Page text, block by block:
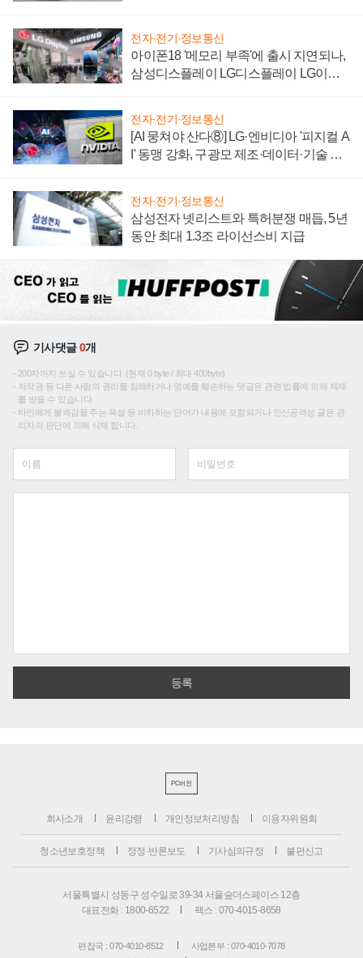
전자·전기·정보통신
아이폰18 '메모리 부족'에 출시 지연되나,
삼성디스플레이 LG디스플레이 LG이노
전자·전기·정보통신
[AI 뭉쳐야 산다⑧] LG·엔비디아 '피지컬 A
I' 동맹 강화, 구광모 제조·데이터·기술 결
전자·전기·정보통신
삼성전자 넷리스트와 특허분쟁 매듭, 5년
동안 최대 1.3조 라이선스비 지급
기사댓글0개
200자까지 쓰실 수 있습니다. (현재 0 byte / 최대 400byte)
저작권 등 다른 사람의 권리를 침해하거나 명예를 훼손하는 댓글은 관련 법률에 의해 제재
를 받을 수 있습니다.
타인에게 불쾌감을 주는 욕설 등 비하하는 단어가 내용에 포함되거나 인신공격성 글은 관
리자의 판단에 의해 삭제 합니다.
PC버전
회사소개 윤리강령 개인정보처리방침 이용자위원회
청소년보호정책 정정·반론보도 기사심의규정 불편신고
서울특별시 성동구 성수일로 39-34 서울숲더스페이스 12층
대표전화 : 1800-6522
팩스 : 070-4015-8658
편집국 : 070-4010-8512
사업본부 : 070-4010-7078